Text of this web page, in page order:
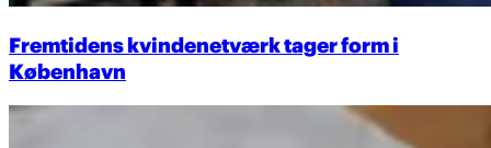
Fremtidens kvindenetværk tager form i
København